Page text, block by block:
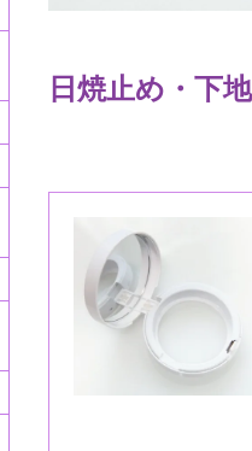
日焼止め・下地